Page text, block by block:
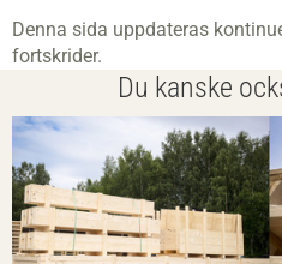
Denna sida uppdateras
fortskrider.
Du kanske